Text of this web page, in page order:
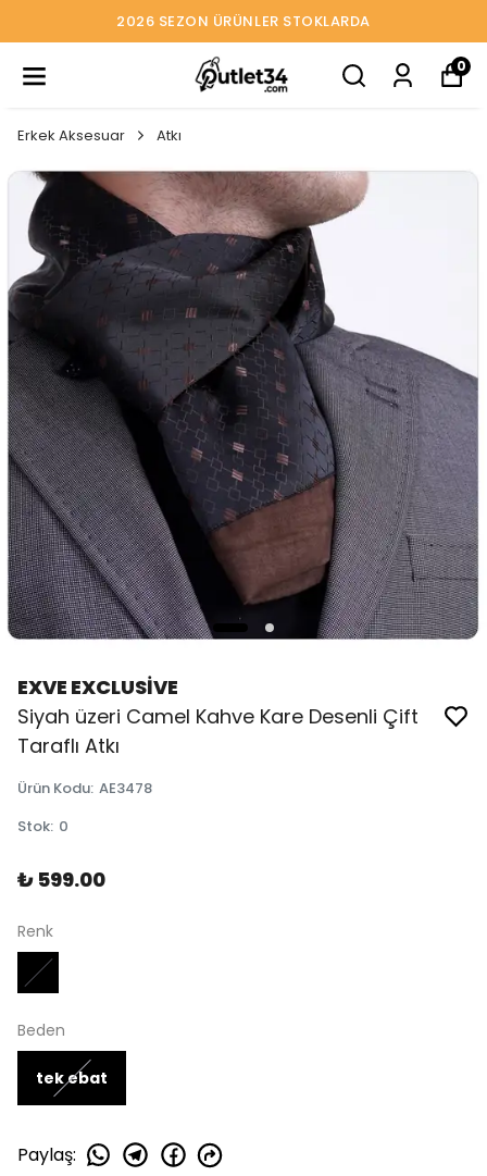
2026 SEZON ÜRÜNLER STOKLARDA
0
Erkek Aksesuar Atkı
EXVE EXCLUSİVE
Siyah üzeri Camel Kahve Kare Desenli Çift
Taraflı Atkı
Ürün Kodu: AE3478
Stok: 0
₺ 599.00
Renk
Beden
tek ebat
Paylaş: